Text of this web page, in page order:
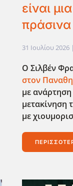
είναι
31 Ιουλίου 2026
Ο Σιλβέν
στον
με
μετακίνηση
με